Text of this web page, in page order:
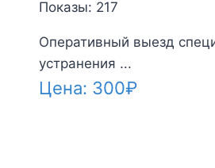
Показы: 217
Оперативный выезд
устранения ...
Цена: 300₽